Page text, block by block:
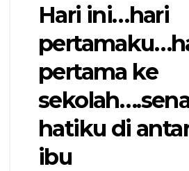
Hari ini…hari
pertama ke
hatiku di
ibu